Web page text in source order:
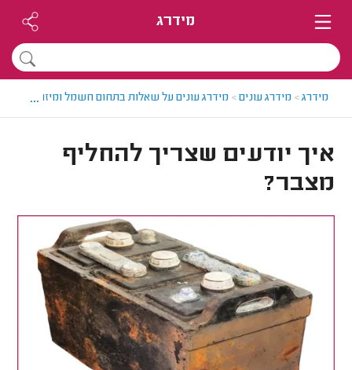
מידרג
מידרג> מידרג עונים> מידרג עונים על שאלות בתחום חשמל ומיזוג אוויר
...
איך יודעים שצריך להחליף
מצבר?